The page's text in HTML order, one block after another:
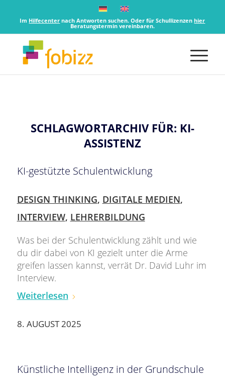
Im Hilfecenter nach Antworten suchen. Oder für Schullizenzenhier
Beratungstermin vereinbaren.
SCHLAGWORTARCHIV FÜR: KI-
ASSISTENZ
KI-gestützte Schulentwicklung
DESIGN THINKING, DIGITALE MEDIEN,
INTERVIEW, LEHRERBILDUNG
Was bei der Schulentwicklung zählt und wie
du dir dabei von KI gezielt unter die Arme
greifen lassen kannst, verrät Dr. David Luhr im
Interview.
Weiterlesen
8. AUGUST 2025
Künstliche Intelligenz in der Grundschule